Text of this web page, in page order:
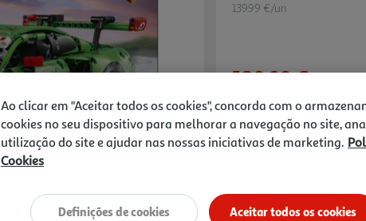
139.99 €/un
139,99 €
Notas de preparação
Ao clicar em "Aceitar todos os cookies", concorda com o
cookies no seu dispositivo para melhorar a navegação no site,
utilização do site e ajudar nas nossas iniciativas de marketing.
Cookies
Aceitar todos os cookies
Definições de cookies